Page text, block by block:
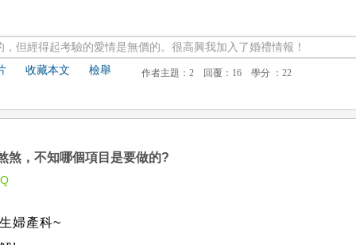
但經得起考驗的愛情是無價的。很高興我加入了婚禮情報！
收藏本文 檢舉
煞，不知哪個項目是要做的?
婦產科~